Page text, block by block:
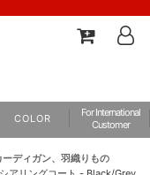
C O L O R
For International
Customer
ディガン、羽織りもの